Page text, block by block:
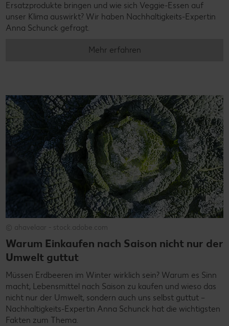
Ersatzprodukte bringen und wie sich Veggie-Essen auf
unser Klima auswirkt? Wir haben Nachhaltigkeits-Expertin
Anna Schunck gefragt.
Mehr erfahren
© ahavelaar - stock.adobe.com
Warum Einkaufen nach Saison nicht nur der
Umwelt guttut
Müssen Erdbeeren im Winter wirklich sein? Warum es Sinn
macht, Lebensmittel nach Saison zu kaufen und wieso das
nicht nur der Umwelt, sondern auch uns selbst guttut –
Nachhaltigkeits-Expertin Anna Schunck hat die wichtigsten
Fakten zum Thema.